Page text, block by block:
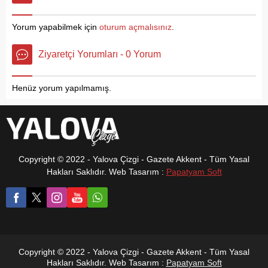
Yıldırım ve İlçe Başkanı Sait
Mete’ye, Belediye Başkan
Yardımcısı Mesut
Çetinkaya, Karamürsel
belediye personeli, AK Parti
Karamürsel İlçe...
gözaltına alınırken,
ise sınır dışı işlemleri
Yorum yapabilmek için oturum açmalısınız
Ziyaretçi Yorumları - 0 Yorum
Henüz yorum yapılmamış.
Copyright © 2022 - Yalova Çizgi - Gazete Akkent - Tüm Yasal
Hakları Saklıdır. Web Tasarım : Papatyam Soft
Copyright © 2022 - Yalova Çizgi - Gazete Akkent - Tüm Yasal
Hakları Saklıdır. Web Tasarım : Papatyam Soft